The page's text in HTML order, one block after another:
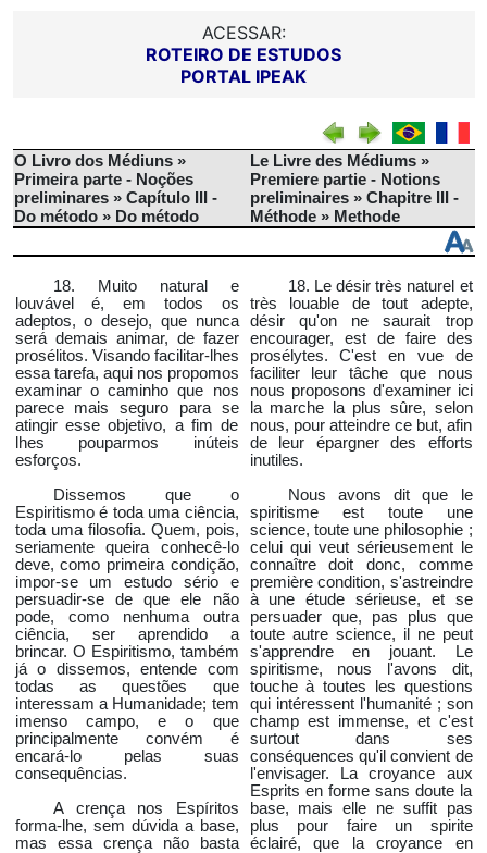
ACESSAR:
ROTEIRO DE ESTUDOS
PORTAL IPEAK
O Livro dos Médiuns »
Primeira parte - Noções
preliminares » Capítulo III -
Do método » Do método
Le Livre des Médiums »
Premiere partie - Notions
preliminaires » Chapitre III -
Méthode » Methode
18. Muito natural e
louvável é, em todos os
adeptos, o desejo, que nunca
será demais animar, de fazer
prosélitos. Visando facilitar-lhes
essa tarefa, aqui nos propomos
examinar o caminho que nos
parece mais seguro para se
atingir esse objetivo, a fim de
lhes pouparmos inúteis
esforços.
Dissemos que o
Espiritismo é toda uma ciência,
toda uma filosofia. Quem, pois,
seriamente queira conhecê-lo
deve, como primeira condição,
impor-se um estudo sério e
persuadir-se de que ele não
pode, como nenhuma outra
ciência, ser aprendido a
brincar. O Espiritismo, também
já o dissemos, entende com
todas as questões que
interessam a Humanidade; tem
imenso campo, e o que
principalmente convém é
encará-lo pelas suas
consequências.
A crença nos Espíritos
forma-lhe, sem dúvida a base,
mas essa crença não basta
18. Le désir très naturel et
très louable de tout adepte,
désir qu'on ne saurait trop
encourager, est de faire des
prosélytes. C'est en vue de
faciliter leur tâche que nous
nous proposons d'examiner ici
la marche la plus sûre, selon
nous, pour atteindre ce but, afin
de leur épargner des efforts
inutiles.
Nous avons dit que le
spiritisme est toute une
science, toute une philosophie ;
celui qui veut sérieusement le
connaître doit donc, comme
première condition, s'astreindre
à une étude sérieuse, et se
persuader que, pas plus que
toute autre science, il ne peut
s'apprendre en jouant. Le
spiritisme, nous l'avons dit,
touche à toutes les questions
qui intéressent l'humanité ; son
champ est immense, et c'est
surtout dans ses
conséquences qu'il convient de
l'envisager. La croyance aux
Esprits en forme sans doute la
base, mais elle ne suffit pas
plus pour faire un spirite
éclairé, que la croyance en